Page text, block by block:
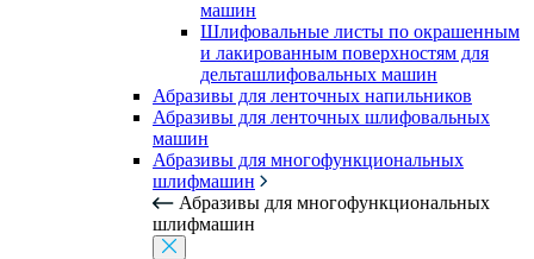
машин
Шлифовальные листы по окрашенным
и лакированным поверхностям для
дельташлифовальных машин
Абразивы для ленточных напильников
Абразивы для ленточных шлифовальных
машин
Абразивы для многофункциональных
шлифмашин
Абразивы для многофункциональных
шлифмашин